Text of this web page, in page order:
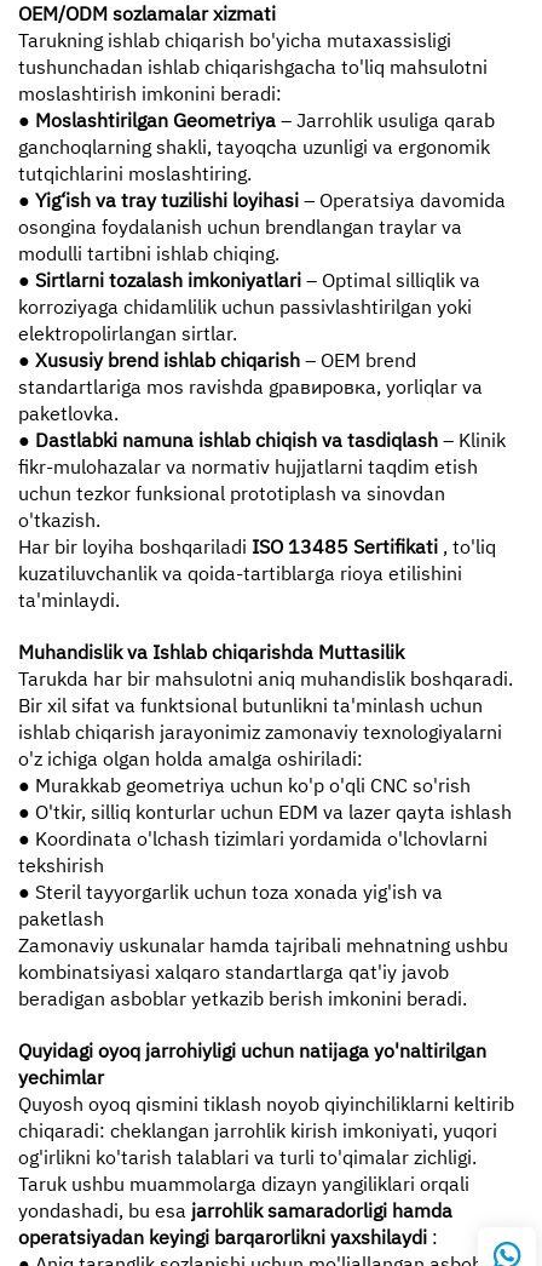
OEM/ODM sozlamalar xizmati
Tarukning ishlab chiqarish bo'yicha mutaxassisligi
tushunchadan ishlab chiqarishgacha to'liq mahsulotni
moslashtirish imkonini beradi:
● Moslashtirilgan Geometriya – Jarrohlik usuliga qarab
ganchoqlarning shakli, tayoqcha uzunligi va ergonomik
tutqichlarini moslashtiring.
● Yig‘ish va tray tuzilishi loyihasi – Operatsiya davomida
osongina foydalanish uchun brendlangan traylar va
modulli tartibni ishlab chiqing.
● Sirtlarni tozalash imkoniyatlari – Optimal silliqlik va
korroziyaga chidamlilik uchun passivlashtirilgan yoki
elektropolirlangan sirtlar.
● Xususiy brend ishlab chiqarish – OEM brend
standartlariga mos ravishda gравировка, yorliqlar va
paketlovka.
● Dastlabki namuna ishlab chiqish va tasdiqlash – Klinik
fikr-mulohazalar va normativ hujjatlarni taqdim etish
uchun tezkor funksional prototiplash va sinovdan
o'tkazish.
Har bir loyiha boshqariladi ISO 13485 Sertifikati , to'liq
kuzatiluvchanlik va qoida-tartiblarga rioya etilishini
ta'minlaydi.
Muhandislik va Ishlab chiqarishda Muttasilik
Tarukda har bir mahsulotni aniq muhandislik boshqaradi.
Bir xil sifat va funktsional butunlikni ta'minlash uchun
ishlab chiqarish jarayonimiz zamonaviy texnologiyalarni
o'z ichiga olgan holda amalga oshiriladi:
● Murakkab geometriya uchun ko'p o'qli CNC so'rish
● O'tkir, silliq konturlar uchun EDM va lazer qayta ishlash
● Koordinata o'lchash tizimlari yordamida o'lchovlarni
tekshirish
● Steril tayyorgarlik uchun toza xonada yig'ish va
paketlash
Zamonaviy uskunalar hamda tajribali mehnatning ushbu
kombinatsiyasi xalqaro standartlarga qat'iy javob
beradigan asboblar yetkazib berish imkonini beradi.
Quyidagi oyoq jarrohiyligi uchun natijaga yo'naltirilgan
yechimlar
Quyosh oyoq qismini tiklash noyob qiyinchiliklarni keltirib
chiqaradi: cheklangan jarrohlik kirish imkoniyati, yuqori
og'irlikni ko'tarish talablari va turli to'qimalar zichligi.
Taruk ushbu muammolarga dizayn yangiliklari orqali
yondashadi, bu esa jarrohlik samaradorligi hamda
operatsiyadan keyingi barqarorlikni yaxshilaydi :